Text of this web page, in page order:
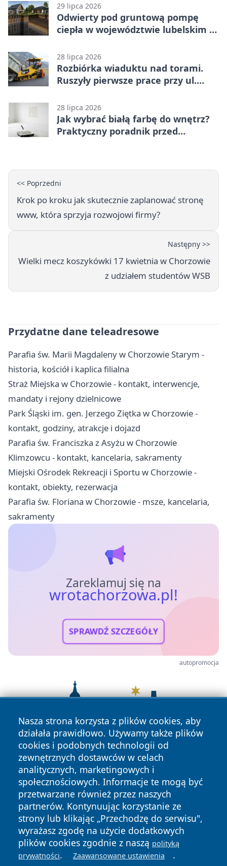
29 lipca 2026
Odwierty pod gruntową pompę
ciepła w województwie lubelskim -
28 lipca 2026
Rozbiórka wiaduktu nad torami.
Ruszyły pierwsze prace przy ul.
28 lipca 2026
Jak wybrać białą farbę do wnętrz?
Praktyczny poradnik przed
<< Poprzedni
Krok po kroku jak skutecznie zaplanować stronę
www, która sprzyja rozwojowi firmy?
Następny >>
Wielki mecz koszykówki 17 kwietnia w Chorzowie
z udziałem studentów WSB
Przydatne dane teleadresowe
Parafia św. Marii Magdaleny w Chorzowie Starym -
historia, kościół i kaplica filialna
Straż Miejska w Chorzowie - kontakt, interwencje,
mandaty i rejony dzielnicowe
Park Śląski im. gen. Jerzego Ziętka w Chorzowie -
kontakt, godziny, atrakcje i dojazd
Parafia św. Franciszka z Asyżu w Chorzowie
Klimzowcu - kontakt, kancelaria, sakramenty
Miejski Ośrodek Rekreacji i Sportu w Chorzowie -
kontakt, obiekty, rezerwacja
Parafia św. Floriana w Chorzowie - msze, kancelaria,
sakramenty
Zareklamuj się na
wrotachorzowa.pl!
SPRAWDŹ SZCZEGÓŁY
autopromocja
Nasza strona korzysta z plików cookies, aby
działała prawidłowo. Używamy także plików
cookies i podobnych technologii od
zewnętrznych dostawców w celach
analitycznych, marketingowych i
społecznościowych. Informacje te mogą być
przetwarzane również przez naszych
partnerów. Kontynuując korzystanie ze
strony lub klikając „Przechodzę do serwisu",
wyrażasz zgodę na użycie dodatkowych
plików cookies zgodnie z naszą polityką
prywatności. Zaawansowane ustawienia .
Copyright © 2026 wrotachorzowa.pl Wszystkie prawa
zastrzeżone.